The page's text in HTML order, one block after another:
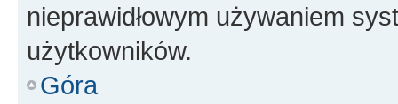
nieprawidłowym używaniem
użytkowników.
Góra